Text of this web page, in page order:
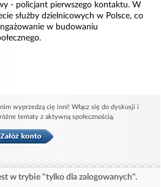
- policjant pierwszego kontaktu. W
służby dzielnicowych w Polsce, co
w budowaniu
wyprzedzą cię inni! Włącz się do dyskusji i
tematy z aktywną społecznością.
w trybie "tylko dla zalogowanych".